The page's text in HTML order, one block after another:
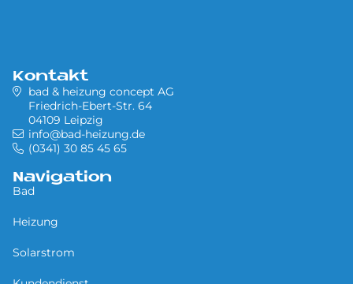
Kontakt
bad & heizung concept AG
Friedrich-Ebert-Str. 64
04109 Leipzig
info@bad-heizung.de
(0341) 30 85 45 65
Navigation
Bad
Heizung
Solarstrom